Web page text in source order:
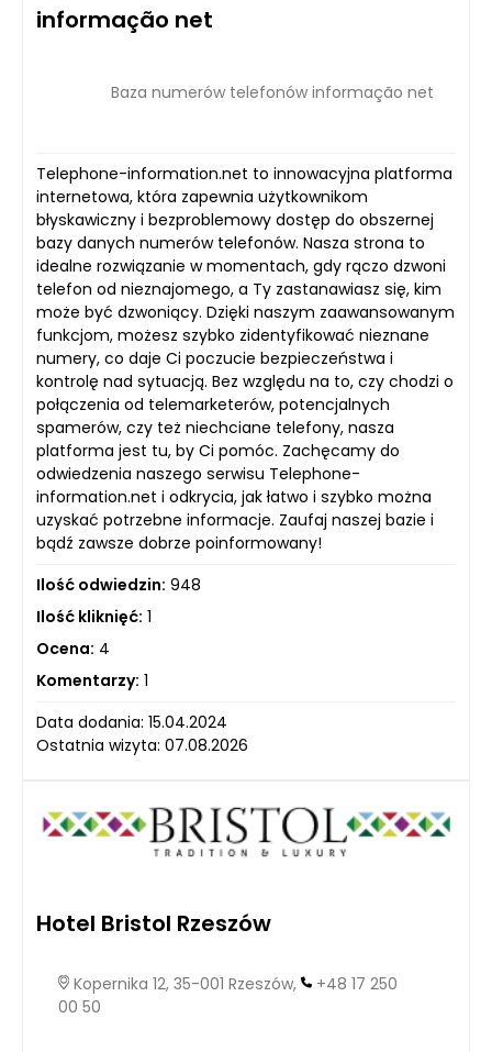
informação net
Baza numerów telefonów informação net
Telephone-information.net to innowacyjna platforma
internetowa, która zapewnia użytkownikom
błyskawiczny i bezproblemowy dostęp do obszernej
bazy danych numerów telefonów. Nasza strona to
idealne rozwiązanie w momentach, gdy rączo dzwoni
telefon od nieznajomego, a Ty zastanawiasz się, kim
może być dzwoniący. Dzięki naszym zaawansowanym
funkcjom, możesz szybko zidentyfikować nieznane
numery, co daje Ci poczucie bezpieczeństwa i
kontrolę nad sytuacją. Bez względu na to, czy chodzi o
połączenia od telemarketerów, potencjalnych
spamerów, czy też niechciane telefony, nasza
platforma jest tu, by Ci pomóc. Zachęcamy do
odwiedzenia naszego serwisu Telephone-
information.net i odkrycia, jak łatwo i szybko można
uzyskać potrzebne informacje. Zaufaj naszej bazie i
bądź zawsze dobrze poinformowany!
Ilość odwiedzin: 948
Ilość kliknięć: 1
Ocena: 4
Komentarzy: 1
Data dodania: 15.04.2024
Ostatnia wizyta: 07.08.2026
Hotel Bristol Rzeszów
Kopernika 12, 35-001 Rzeszów,
+48 17 250
00 50